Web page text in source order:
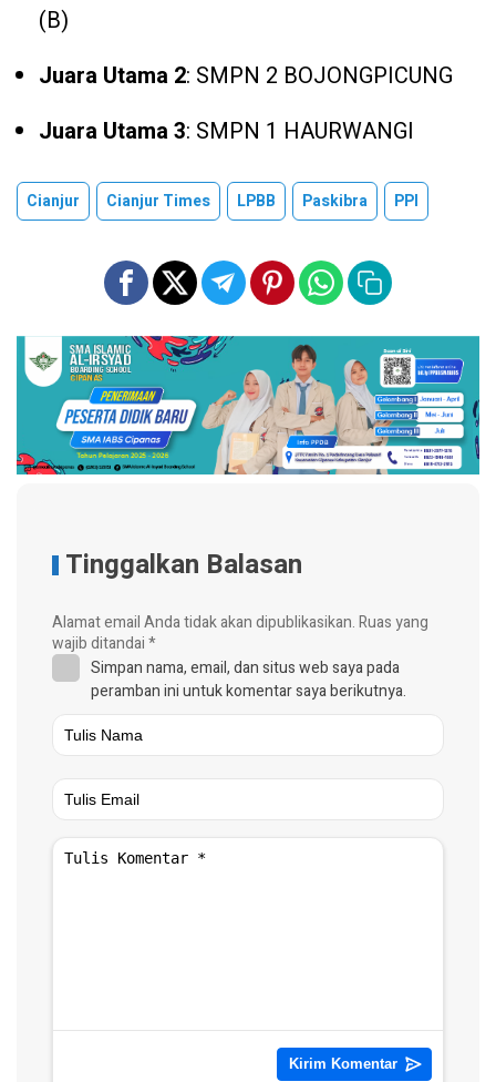
(B)
Juara Utama 2: SMPN 2 BOJONGPICUNG
Juara Utama 3: SMPN 1 HAURWANGI
Cianjur Cianjur Times LPBB Paskibra PPI
Tinggalkan Balasan
Alamat email Anda tidak akan dipublikasikan.Ruas yang
wajib ditandai*
Simpan nama, email, dan situs web saya pada
peramban ini untuk komentar saya berikutnya.